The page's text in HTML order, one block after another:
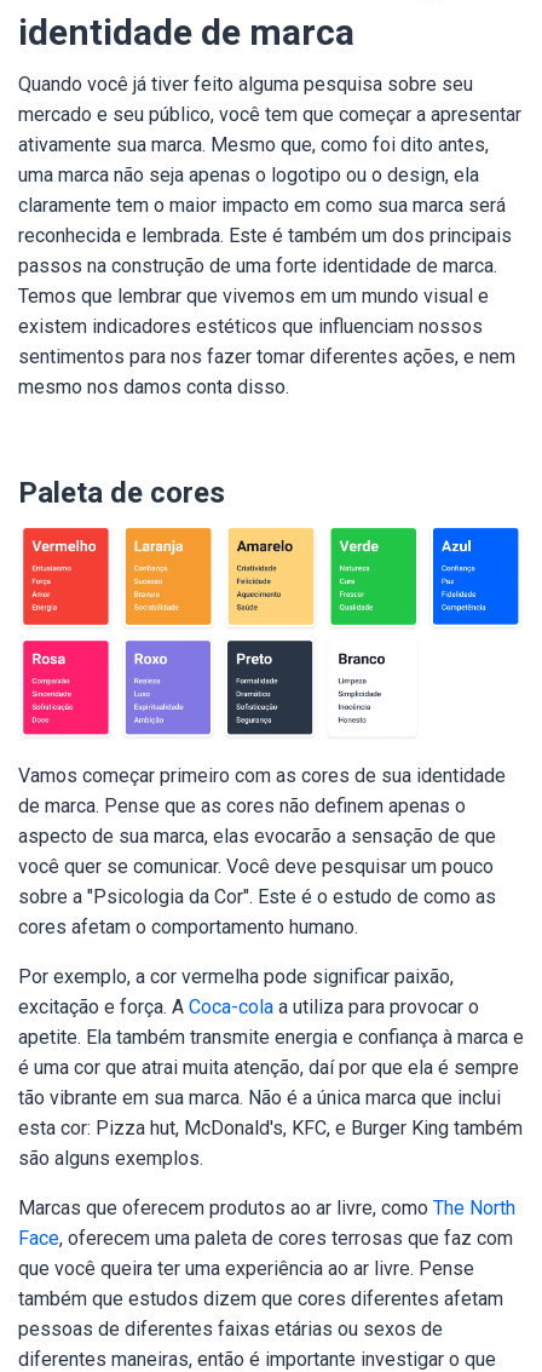
identidade de marca
Quando você já tiver feito alguma pesquisa sobre seu
mercado e seu público, você tem que começar a apresentar
ativamente sua marca. Mesmo que, como foi dito antes,
uma marca não seja apenas o logotipo ou o design, ela
claramente tem o maior impacto em como sua marca será
reconhecida e lembrada. Este é também um dos principais
passos na construção de uma forte identidade de marca.
Temos que lembrar que vivemos em um mundo visual e
existem indicadores estéticos que influenciam nossos
sentimentos para nos fazer tomar diferentes ações, e nem
mesmo nos damos conta disso.
Paleta de cores
Vamos começar primeiro com as cores de sua identidade
de marca. Pense que as cores não definem apenas o
aspecto de sua marca, elas evocarão a sensação de que
você quer se comunicar. Você deve pesquisar um pouco
sobre a "Psicologia da Cor". Este é o estudo de como as
cores afetam o comportamento humano.
Por exemplo, a cor vermelha pode significar paixão,
excitação e força. A Coca-cola a utiliza para provocar o
apetite. Ela também transmite energia e confiança à marca e
é uma cor que atrai muita atenção, daí por que ela é sempre
tão vibrante em sua marca. Não é a única marca que inclui
esta cor: Pizza hut, McDonald's, KFC, e Burger King também
são alguns exemplos.
Marcas que oferecem produtos ao ar livre, como The North
Face, oferecem uma paleta de cores terrosas que faz com
que você queira ter uma experiência ao ar livre. Pense
também que estudos dizem que cores diferentes afetam
pessoas de diferentes faixas etárias ou sexos de
diferentes maneiras, então é importante investigar o que